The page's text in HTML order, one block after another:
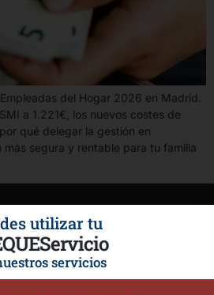
del Hogar 2026 en Madrid.
a 1.221€, los nuevos costes de
qué delegar la gestión en
más segura y rentable para tu familia
utilizar tu
servicios